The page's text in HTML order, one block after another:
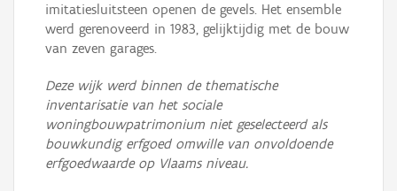
imitatiesluitsteen openen de gevels. Het ensemble
werd gerenoveerd in 1983, gelijktijdig met de bouw
van zeven garages.
Deze wijk werd binnen de thematische
inventarisatie van het sociale
woningbouwpatrimonium niet geselecteerd als
bouwkundig erfgoed omwille van onvoldoende
erfgoedwaarde op Vlaams niveau.